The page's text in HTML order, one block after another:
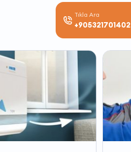
Tıkla Ara
+905321701402